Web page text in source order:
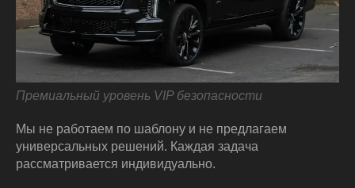
Премиальный уровень VIP безопасности
Мы не работаем по шаблону и не предлагаем
универсальных решений. Каждая задача
рассматривается индивидуально.